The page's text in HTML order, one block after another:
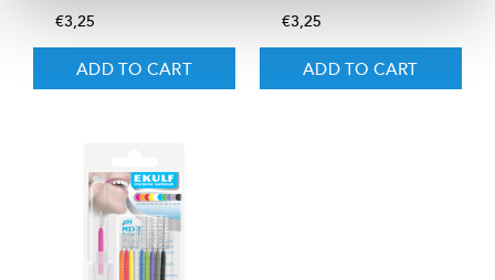
€3,25
ADD TO CART
€3,25
ADD TO CART